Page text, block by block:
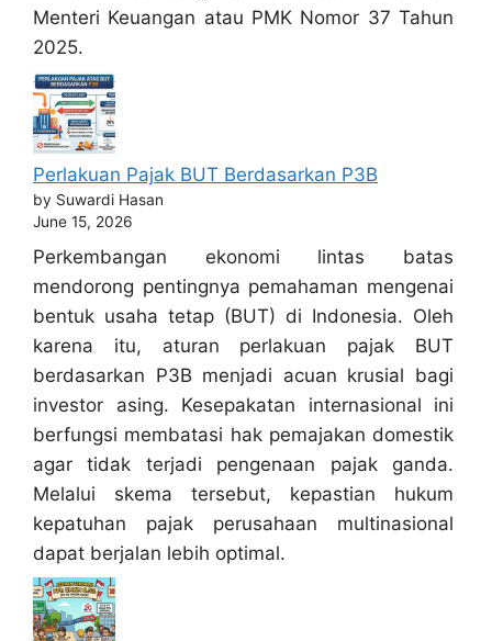
Menteri Keuangan atau PMK Nomor 37 Tahun
2025.
Perlakuan Pajak BUT Berdasarkan P3B
by Suwardi Hasan
June 15, 2026
Perkembangan ekonomi lintas batas
mendorong pentingnya pemahaman mengenai
bentuk usaha tetap (BUT) di Indonesia. Oleh
karena itu, aturan perlakuan pajak BUT
berdasarkan P3B menjadi acuan krusial bagi
investor asing. Kesepakatan internasional ini
berfungsi membatasi hak pemajakan domestik
agar tidak terjadi pengenaan pajak ganda.
Melalui skema tersebut, kepastian hukum
kepatuhan pajak perusahaan multinasional
dapat berjalan lebih optimal.